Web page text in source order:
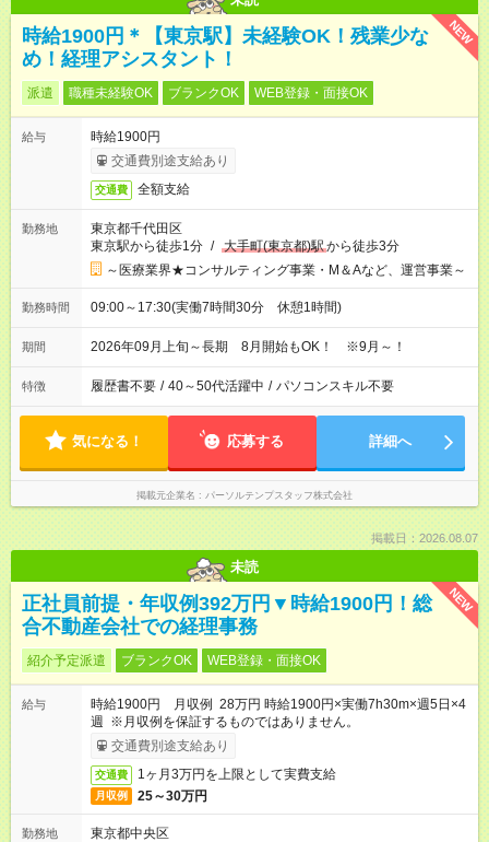
NEW
時給1900円＊【東京駅】未経験OK！残業少な
め！経理アシスタント！
派遣 職種未経験OK ブランクOK WEB登録・面接OK
給与
時給1900円
交通費別途支給あり
交通費 全額支給
勤務地
東京都千代田区
東京駅から徒歩1分 / 大手町(東京都)駅から徒歩3分
～医療業界★コンサルティング事業・M＆Aなど、運営事業～
勤務時間 09:00～17:30(実働7時間30分 休憩1時間)
期間 2026年09月上旬～長期 8月開始もOK！ ※9月～！
特徴 履歴書不要 / 40～50代活躍中 / パソコンスキル不要
気になる！ 応募する 詳細へ
掲載元企業名 パーソルテンプスタッフ株式会社
掲載日：2026.08.07
未読
NEW
正社員前提・年収例392万円▼時給1900円！総
合不動産会社での経理事務
紹介予定派遣 ブランクOK WEB登録・面接OK
給与
時給1900円 月収例 28万円 時給1900円×実働7h30m×週5日×4
週 ※月収例を保証するものではありません。
交通費別途支給あり
交通費 1ヶ月3万円を上限として実費支給
月収例 25～30万円
勤務地 東京都中央区